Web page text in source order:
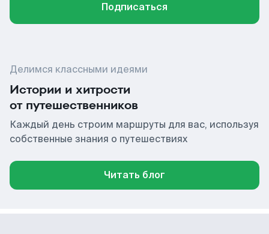
Подписаться
Делимся классными идеями
Истории и хитрости
от путешественников
Каждый день строим маршруты для вас, используя
собственные знания о путешествиях
Читать блог